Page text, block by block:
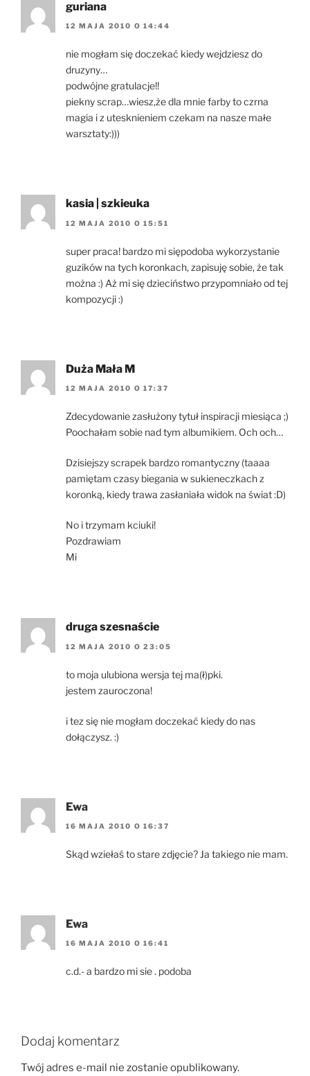
guriana
12 MAJA 2010 O 14:44
nie mogłam się doczekać kiedy wejdziesz do
druzyny…
podwójne gratulacje!!
piekny scrap…wiesz,że dla mnie farby to czrna
magia i z utesknieniem czekam na nasze małe
warsztaty:)))
kasia | szkieuka
12 MAJA 2010 O 15:51
super praca! bardzo mi siępodoba wykorzystanie
guzików na tych koronkach, zapisuję sobie, że tak
można :) Aż mi się dzieciństwo przypomniało od tej
kompozycji :)
Duża Mała M
12 MAJA 2010 O 17:37
Zdecydowanie zasłużony tytuł inspiracji miesiąca ;)
Poochałam sobie nad tym albumikiem. Och och…
Dzisiejszy scrapek bardzo romantyczny (taaaa
pamiętam czasy biegania w sukieneczkach z
koronką, kiedy trawa zasłaniała widok na świat :D)
No i trzymam kciuki!
Pozdrawiam
Mi
druga szesnaście
12 MAJA 2010 O 23:05
to moja ulubiona wersja tej ma(ł)pki.
jestem zauroczona!
i tez się nie mogłam doczekać kiedy do nas
dołączysz. :)
Ewa
16 MAJA 2010 O 16:37
Skąd wziełaś to stare zdjęcie? Ja takiego nie mam.
Ewa
16 MAJA 2010 O 16:41
c.d.- a bardzo mi sie . podoba
Dodaj komentarz
Twój adres e-mail nie zostanie opublikowany.